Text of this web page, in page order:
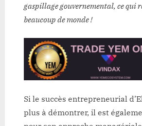
gaspillage gouvernemental, ce qui
beaucoup de monde !
Si le succès entrepreneurial
plus à démontrer, il est